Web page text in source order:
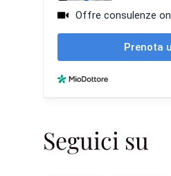
Seguici su